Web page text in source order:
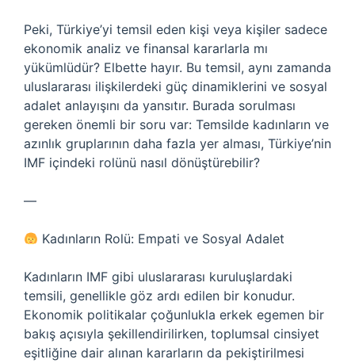
Peki, Türkiye’yi temsil eden kişi veya kişiler sadece
ekonomik analiz ve finansal kararlarla mı
yükümlüdür? Elbette hayır. Bu temsil, aynı zamanda
uluslararası ilişkilerdeki güç dinamiklerini ve sosyal
adalet anlayışını da yansıtır. Burada sorulması
gereken önemli bir soru var: Temsilde kadınların ve
azınlık gruplarının daha fazla yer alması, Türkiye’nin
IMF içindeki rolünü nasıl dönüştürebilir?
—
Kadınların Rolü: Empati ve Sosyal Adalet
Kadınların IMF gibi uluslararası kuruluşlardaki
temsili, genellikle göz ardı edilen bir konudur.
Ekonomik politikalar çoğunlukla erkek egemen bir
bakış açısıyla şekillendirilirken, toplumsal cinsiyet
eşitliğine dair alınan kararların da pekiştirilmesi